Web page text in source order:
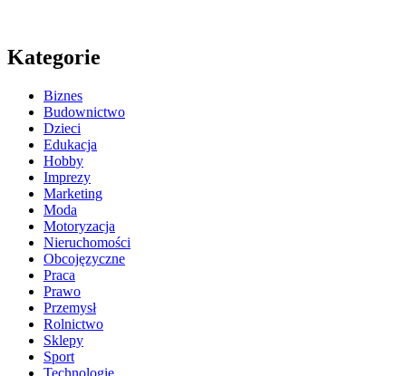
Kategorie
Biznes
Budownictwo
Dzieci
Edukacja
Hobby
Imprezy
Marketing
Moda
Motoryzacja
Nieruchomości
Obcojęzyczne
Praca
Prawo
Przemysł
Rolnictwo
Sklepy
Sport